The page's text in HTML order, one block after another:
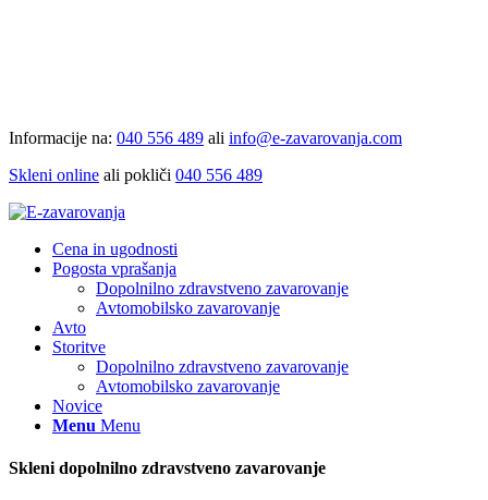
Informacije na: 040 556 489 ali info@e-zavarovanja.com
Skleni online ali pokliči 040 556 489
Cena in ugodnosti
Pogosta vprašanja
Dopolnilno zdravstveno zavarovanje
Avtomobilsko zavarovanje
Avto
Storitve
Dopolnilno zdravstveno zavarovanje
Avtomobilsko zavarovanje
Novice
Menu Menu
Skleni dopolnilno zdravstveno zavarovanje